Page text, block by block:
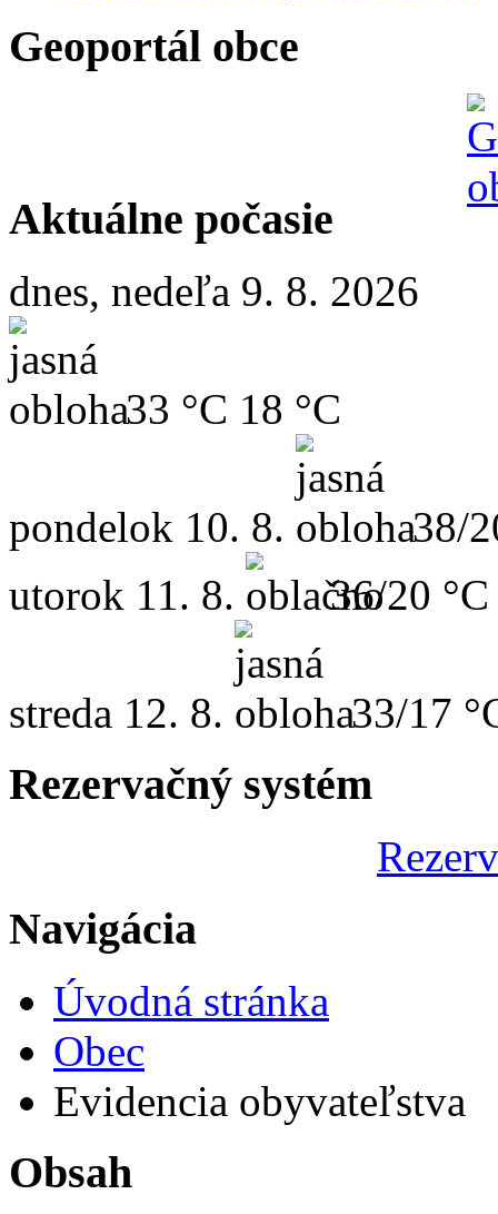
Geoportál obce
Aktuálne počasie
dnes, nedeľa 9. 8. 2026
33 °C 18 °C
pondelok 10. 8.
38/
utorok 11. 8. 36/20 °C
streda 12. 8. 33/17
Rezervačný systém
Navigácia
Úvodná stránka
Obec
Evidencia obyvateľstva
Obsah